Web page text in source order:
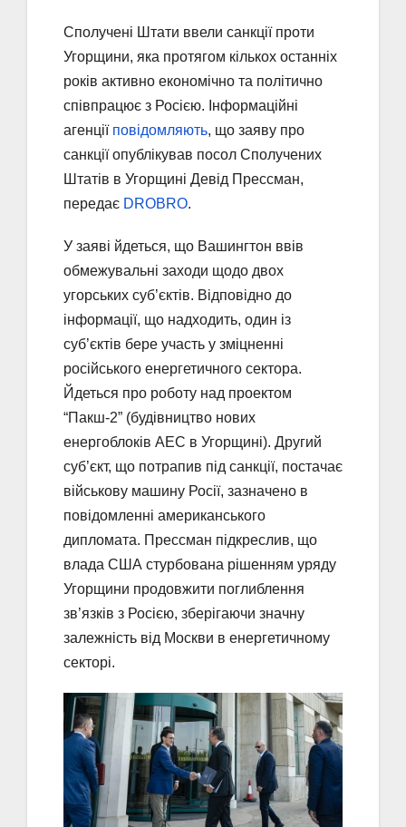
Сполучені Штати ввели санкції проти
Угорщини, яка протягом кількох останніх
років активно економічно та політично
співпрацює з Росією. Інформаційні
агенції повідомляють, що заяву про
санкції опублікував посол Сполучених
Штатів в Угорщині Девід Прессман,
передає DROBRO.
У заяві йдеться, що Вашингтон ввів
обмежувальні заходи щодо двох
угорських суб’єктів. Відповідно до
інформації, що надходить, один із
суб’єктів бере участь у зміцненні
російського енергетичного сектора.
Йдеться про роботу над проектом
“Пакш-2” (будівництво нових
енергоблоків АЕС в Угорщині). Другий
суб’єкт, що потрапив під санкції, постачає
військову машину Росії, зазначено в
повідомленні американського
дипломата. Прессман підкреслив, що
влада США стурбована рішенням уряду
Угорщини продовжити поглиблення
зв’язків з Росією, зберігаючи значну
залежність від Москви в енергетичному
секторі.